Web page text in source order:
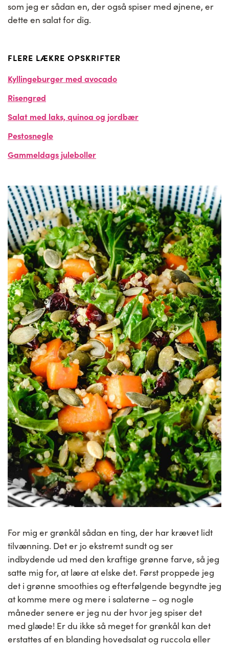
som jeg er sådan en, der også spiser med øjnene, er
dette en salat for dig.
FLERE LÆKRE OPSKRIFTER
Kyllingeburger med avocado
Risengrød
Salat med laks, quinoa og jordbær
Pestosnegle
Gammeldags juleboller
For mig er grønkål sådan en ting, der har krævet lidt
tilvænning. Det er jo ekstremt sundt og ser
indbydende ud med den kraftige grønne farve, så jeg
satte mig for, at lære at elske det. Først proppede jeg
det i grønne smoothies og efterfølgende begyndte jeg
at komme mere og mere i salaterne – og nogle
måneder senere er jeg nu der hvor jeg spiser det
med glæde! Er du ikke så meget for grønkål kan det
erstattes af en blanding hovedsalat og ruccola eller